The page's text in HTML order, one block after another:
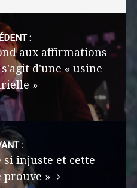
:
aux affirmations
d'une « usine
»
:
si injuste et cette
prouve »